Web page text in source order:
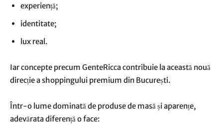
experiență;
identitate;
lux real.
Iar concepte precum GenteRicca contribuie la această nouă
direcție a shoppingului premium din București.
Într-o lume dominată de produse de masă și aparențe,
adevărata diferență o face: